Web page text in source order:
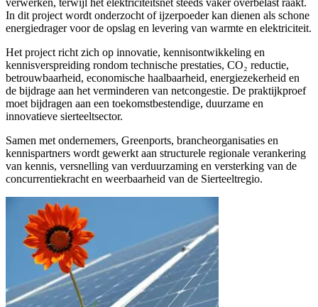
In dit project wordt onderzocht of ijzerpoeder kan dienen als schone
energiedrager voor de opslag en levering van warmte en elektriciteit.
Het project richt zich op innovatie, kennisontwikkeling en
kennisverspreiding rondom technische prestaties, CO₂ reductie,
betrouwbaarheid, economische haalbaarheid, energiezekerheid en
de bijdrage aan het verminderen van netcongestie. De praktijkproef
moet bijdragen aan een toekomstbestendige, duurzame en
innovatieve sierteeltsector.
Samen met ondernemers, Greenports, brancheorganisaties en
kennispartners wordt gewerkt aan structurele regionale verankering
van kennis, versnelling van verduurzaming en versterking van de
concurrentiekracht en weerbaarheid van de Sierteeltregio.